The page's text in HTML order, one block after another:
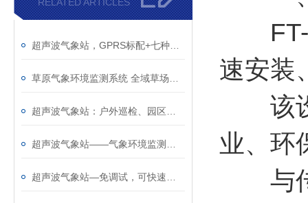
FT-
速安装
该设
业、环
与传